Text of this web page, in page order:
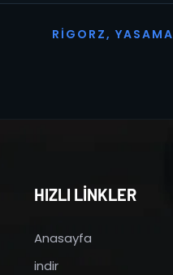
R I G O R Z, YASAMA
HIZLI LİNKLER
Anasayfa
indir